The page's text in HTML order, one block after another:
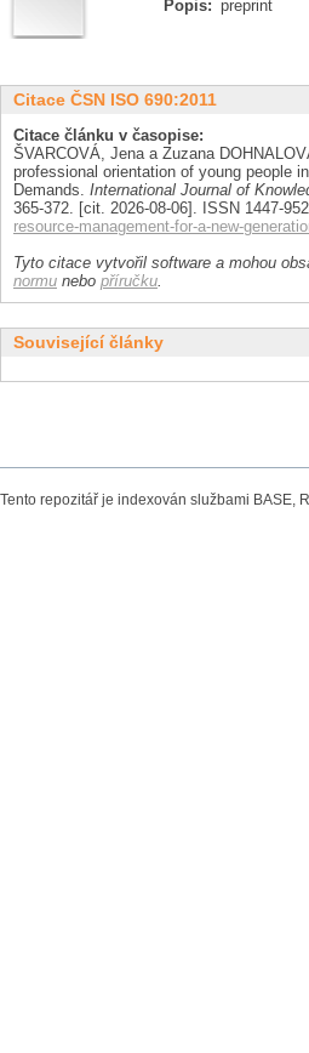
Popis: preprint
Citace ČSN ISO 690:2011
Citace článku v časopise:
ŠVARCOVÁ, Jena a Zuzana
professional orientation of young people
Demands. International Journal of
365-372. [cit. 2026-08-06]. ISSN 1447-
resource-management-for-a-new-
Tyto citace vytvořil software a mohou
normu nebo příručku.
Související články
Tento repozitář je indexován službami BASE,